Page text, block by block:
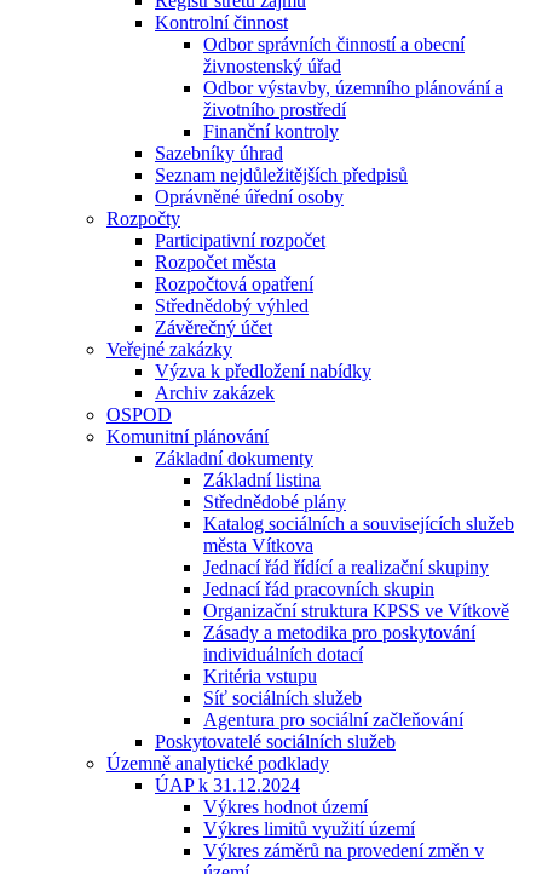
Kontrolní činnost
Odbor správních činností a obecní
živnostenský úřad
Odbor výstavby, územního plánování a
životního prostředí
Finanční kontroly
Sazebníky úhrad
Seznam nejdůležitějších předpisů
Oprávněné úřední osoby
Rozpočty
Participativní rozpočet
Rozpočet města
Rozpočtová opatření
Střednědobý výhled
Závěrečný účet
Veřejné zakázky
Výzva k předložení nabídky
Archiv zakázek
OSPOD
Komunitní plánování
Základní dokumenty
Základní listina
Střednědobé plány
Katalog sociálních a souvisejících služeb
města Vítkova
Jednací řád řídící a realizační skupiny
Jednací řád pracovních skupin
Organizační struktura KPSS ve Vítkově
Zásady a metodika pro poskytování
individuálních dotací
Kritéria vstupu
Síť sociálních služeb
Agentura pro sociální začleňování
Poskytovatelé sociálních služeb
Územně analytické podklady
ÚAP k 31.12.2024
Výkres hodnot území
Výkres limitů využití území
Výkres záměrů na provedení změn v